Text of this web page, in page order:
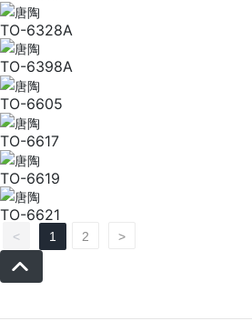
TO-6328A
TO-6398A
TO-6605
TO-6617
TO-6619
TO-6621
< 1 2 >